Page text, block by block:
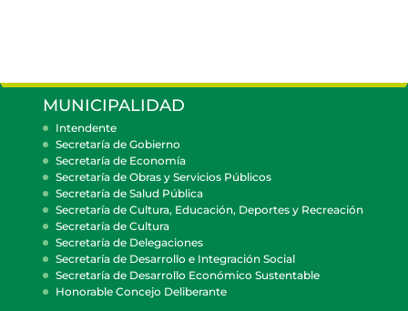
MUNICIPALIDAD
Intendente
Secretaría de Gobierno
Secretaría de Economía
Secretaría de Obras y Servicios Públicos
Secretaría de Salud Pública
Secretaría de Cultura, Educación, Deportes y Recreación
Secretaría de Cultura
Secretaría de Delegaciones
Secretaría de Desarrollo e Integración Social
Secretaría de Desarrollo Económico Sustentable
Honorable Concejo Deliberante